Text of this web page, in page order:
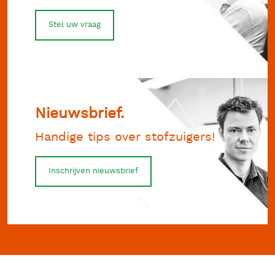
Stel uw vraag
Nieuwsbrief.
Handige tips over stofzuigers!
Inschrijven nieuwsbrief